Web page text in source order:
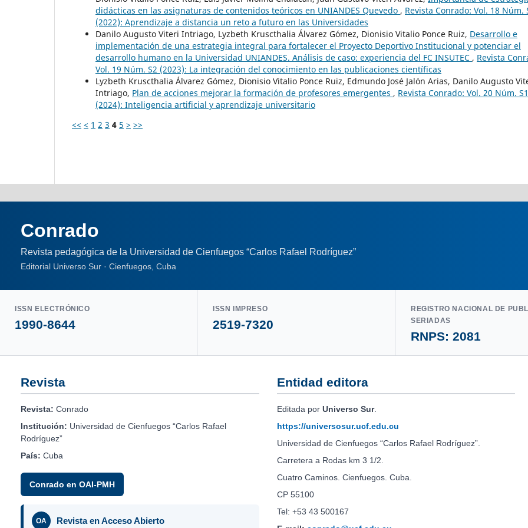
didácticas en las asignaturas de contenidos teóricos en UNIANDES Quevedo , Revista Conrado: Vol. 18 Núm.
(2022): Aprendizaje a distancia un reto a futuro en las Universidades
Danilo Augusto Viteri Intriago, Lyzbeth Kruscthalia Álvarez Gómez, Dionisio Vitalio Ponce Ruiz, Desarrollo e
implementación de una estrategia integral para fortalecer el Proyecto Deportivo Institucional y potenciar el
desarrollo humano en la Universidad UNIANDES. Análisis de caso: experiencia del FC INSUTEC , Revista
Vol. 19 Núm. S2 (2023): La integración del conocimiento en las publicaciones científicas
Lyzbeth Kruscthalia Álvarez Gómez, Dionisio Vitalio Ponce Ruiz, Edmundo José Jalón Arias, Danilo Augusto
Intriago, Plan de acciones mejorar la formación de profesores emergentes , Revista Conrado: Vol. 20 Núm. S1
(2024): Inteligencia artificial y aprendizaje universitario
<< < 1 2 3 4 5 > >>
Conrado
Revista pedagógica de la Universidad de Cienfuegos “Carlos Rafael Rodríguez”
Editorial Universo Sur · Cienfuegos, Cuba
ISSN ELECTRÓNICO
1990-8644
ISSN IMPRESO
2519-7320
REGISTRO NACIONAL DE
SERIADAS
RNPS: 2081
Revista
Revista: Conrado
Institución: Universidad de Cienfuegos “Carlos Rafael
Rodríguez”
País: Cuba
Conrado en OAI-PMH
OA Revista en Acceso Abierto
Entidad editora
Editada por Universo Sur.
https://universosur.ucf.edu.cu
Universidad de Cienfuegos “Carlos Rafael Rodríguez”.
Carretera a Rodas km 3 1/2.
Cuatro Caminos. Cienfuegos. Cuba.
CP 55100
Tel: +53 43 500167